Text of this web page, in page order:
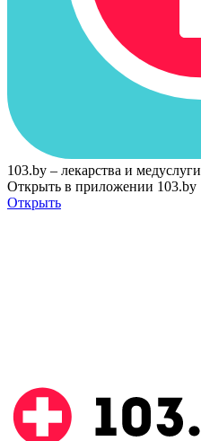
103.by – лекарства и медуслуги
Открыть в приложении 103.by
Открыть